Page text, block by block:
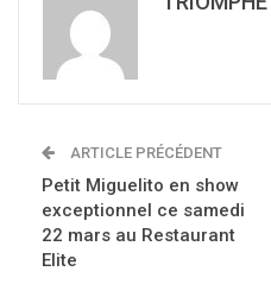
ARTICLE PRÉCÉDENT
Petit Miguelito en show
exceptionnel ce samedi
22 mars au Restaurant
Elite